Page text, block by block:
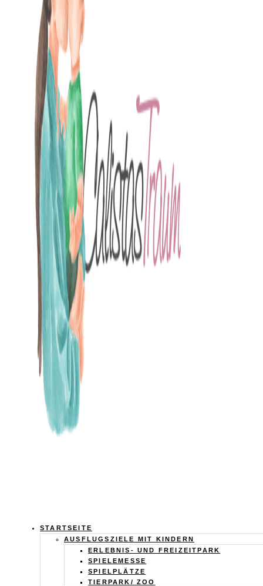
Calistas
Traum
STARTSEITE
AUSFLUGSZIELE MIT KINDERN
ERLEBNIS- UND FREIZEITPARK
SPIELEMESSE
SPIELPLÄTZE
TIERPARK/ ZOO